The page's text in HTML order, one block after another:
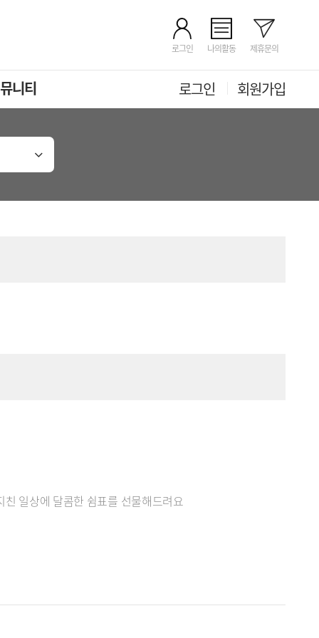
로그인 나의활동 제휴문의
니티 로그인 회원가입
일상에 달콤한 쉼표를 선물해드려요